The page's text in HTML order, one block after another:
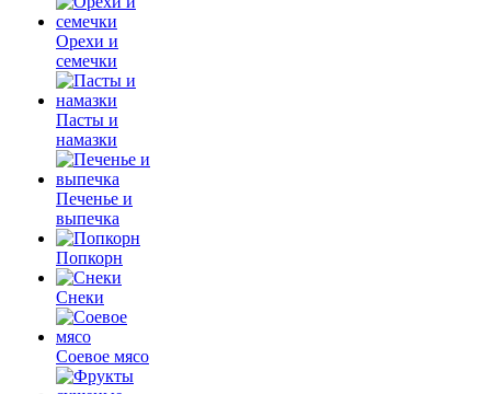
Орехи и
семечки
Пасты и
намазки
Печенье и
выпечка
Попкорн
Снеки
Соевое мясо